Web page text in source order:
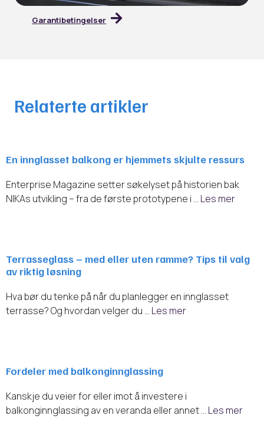
Garantibetingelser
Relaterte artikler
En innglasset balkong er hjemmets skjulte ressurs
Enterprise Magazine setter søkelyset på historien bak
NIKAs utvikling – fra de første prototypene i … Les mer
Terrasseglass – med eller uten ramme? Tips til valg
av riktig løsning
Hva bør du tenke på når du planlegger en innglasset
terrasse? Og hvordan velger du … Les mer
Fordeler med balkonginnglassing
Kanskje du veier for eller imot å investere i
balkonginnglassing av en veranda eller annet … Les mer